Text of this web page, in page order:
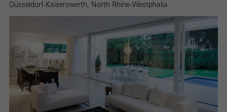
Düsseldorf-Kaiserswerth, North Rhine-Westphalia